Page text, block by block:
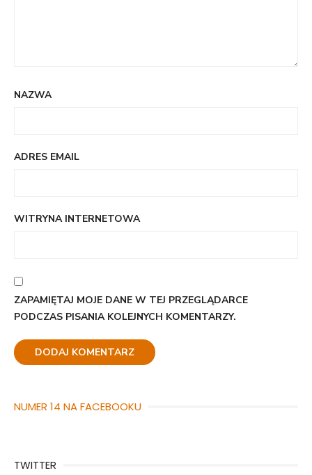
NAZWA
ADRES EMAIL
WITRYNA INTERNETOWA
ZAPAMIĘTAJ MOJE DANE W TEJ PRZEGLĄDARCE
PODCZAS PISANIA KOLEJNYCH KOMENTARZY.
NUMER 14 NA FACEBOOKU
TWITTER